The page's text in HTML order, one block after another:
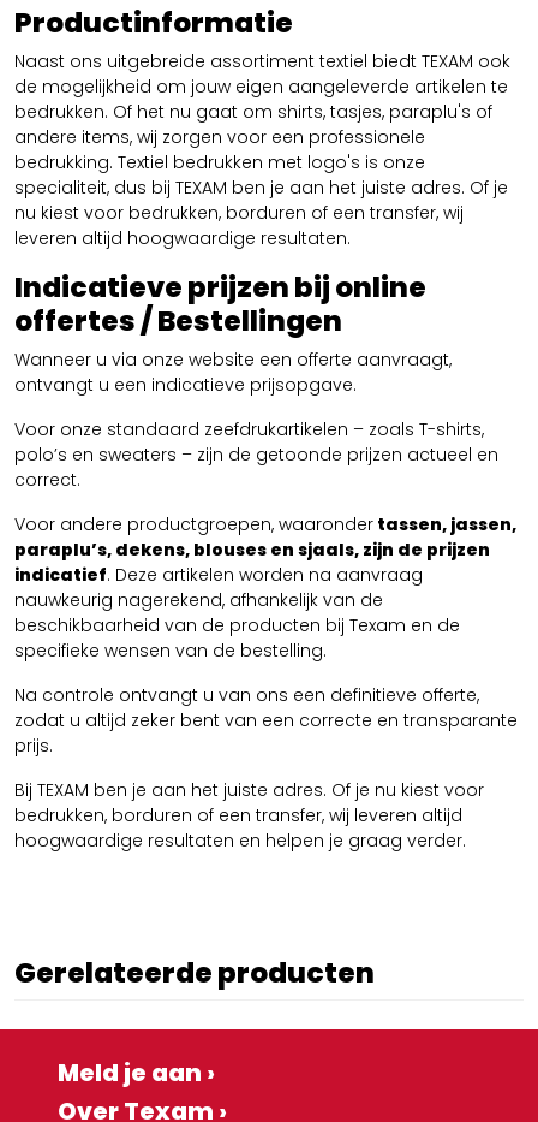
Productinformatie
Naast ons uitgebreide assortiment textiel biedt TEXAM ook
de mogelijkheid om jouw eigen aangeleverde artikelen te
bedrukken. Of het nu gaat om shirts, tasjes, paraplu's of
andere items, wij zorgen voor een professionele
bedrukking. Textiel bedrukken met logo's is onze
specialiteit, dus bij TEXAM ben je aan het juiste adres. Of je
nu kiest voor bedrukken, borduren of een transfer, wij
leveren altijd hoogwaardige resultaten.
Indicatieve prijzen bij online
offertes / Bestellingen
Wanneer u via onze website een offerte aanvraagt,
ontvangt u een indicatieve prijsopgave.
Voor onze standaard zeefdrukartikelen – zoals T-shirts,
polo’s en sweaters – zijn de getoonde prijzen actueel en
correct.
Voor andere productgroepen, waaronder tassen, jassen,
paraplu’s, dekens, blouses en sjaals, zijn de prijzen
indicatief. Deze artikelen worden na aanvraag
nauwkeurig nagerekend, afhankelijk van de
beschikbaarheid van de producten bij Texam en de
specifieke wensen van de bestelling.
Na controle ontvangt u van ons een definitieve offerte,
zodat u altijd zeker bent van een correcte en transparante
prijs.
Bij TEXAM ben je aan het juiste adres. Of je nu kiest voor
bedrukken, borduren of een transfer, wij leveren altijd
hoogwaardige resultaten en helpen je graag verder.
Gerelateerde producten
Meld je aan ›
Over Texam ›